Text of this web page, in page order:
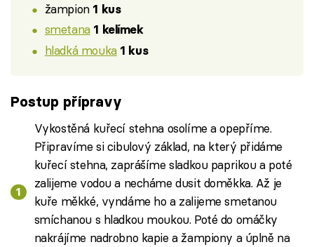
žampion 1 kus
smetana 1 kelímek
hladká mouka 1 kus
Postup přípravy
Vykostěná kuřecí stehna osolíme a opepříme.
Připravíme si cibulový základ, na který přidáme
kuřecí stehna, zaprášíme sladkou paprikou a poté
zalijeme vodou a necháme dusit doměkka. Až je
kuře měkké, vyndáme ho a zalijeme smetanou
smíchanou s hladkou moukou. Poté do omáčky
nakrájíme nadrobno kapie a žampiony a úplně na